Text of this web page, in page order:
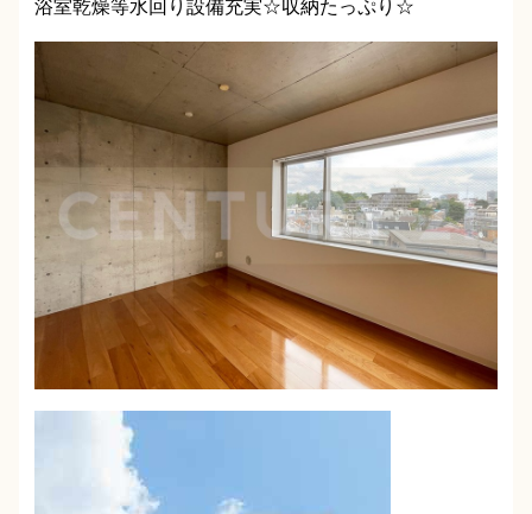
浴室乾燥等水回り設備充実☆収納たっぷり☆